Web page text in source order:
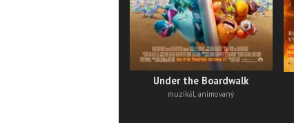
Under the Boardwalk
muzikál, animovaný